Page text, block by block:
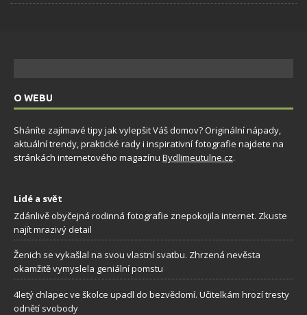
O WEBU
Sháníte zajímavé tipy jak vylepšit Váš domov? Originální nápady,
aktuální trendy, praktické rady i inspirativní fotografie najdete na
stránkách internetového magazínu Bydlimeutulne.cz.
Lidé a svět
Zdánlivě obyčejná rodinná fotografie znepokojila internet. Zkuste
najít mrazivý detail
Ženich se vykašlal na svou vlastní svatbu. Zhrzená nevěsta
okamžitě vymyslela geniální pomstu
4letý chlapec ve školce upadl do bezvědomí. Učitelkám hrozí tresty
odnětí svobody